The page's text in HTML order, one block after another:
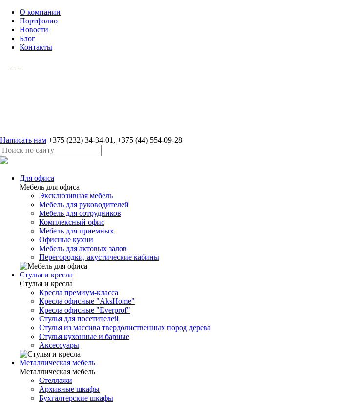
О компании
Портфолио
Новости
Блог
Контакты
Написать нам +375 (232) 34-34-01 , +375 (44) 554-09-28
Для офиса
Мебель для офиса
Эксклюзивная мебель
Мебель для руководителей
Мебель для сотрудников
Комплексный офис
Мебель для приемных
Офисные кухни
Мебель для актовых залов
Перегородки, акустические кабины
Стулья и кресла
Стулья и кресла
Кресла премиум-класса
Кресла офисные "AksHome"
Кресла офисные "Everprof"
Стулья для посетителей
Стулья из массива твердолиственных пород дерева
Стулья кухонные и барные
Аксессуары
Металлическая мебель
Металлическая мебель
Стеллажи
Архивные шкафы
Бухгалтерские шкафы